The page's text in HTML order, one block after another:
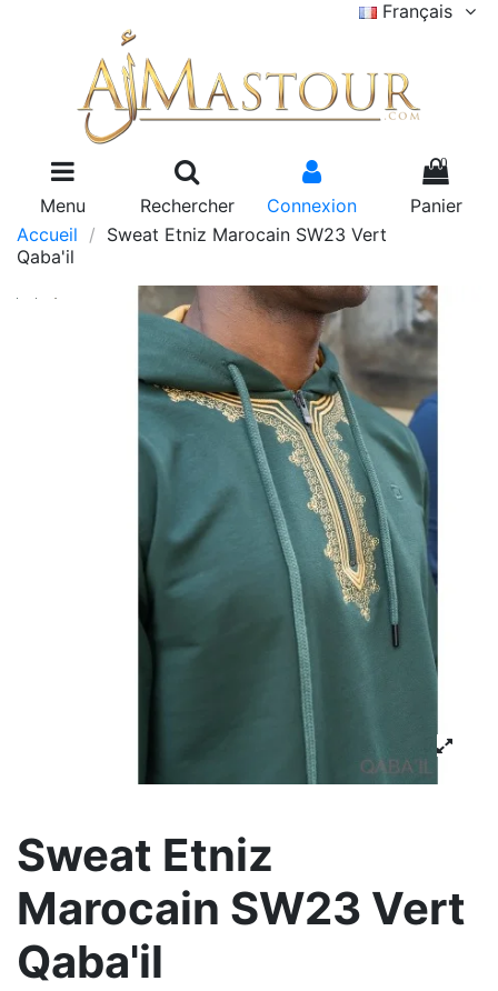
Français
Menu Rechercher Connexion
0
Panier
Accueil
Sweat Etniz Marocain SW23 Vert
Qaba'il
Sweat Etniz
Marocain SW23 Vert
Qaba'il